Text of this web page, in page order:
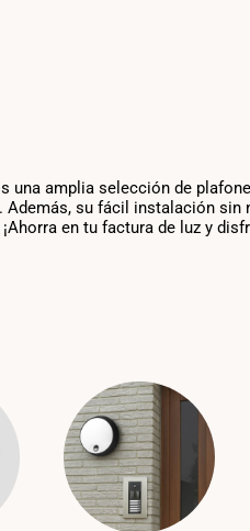
una amplia selección de
su fácil instalación sin
en tu factura de luz y